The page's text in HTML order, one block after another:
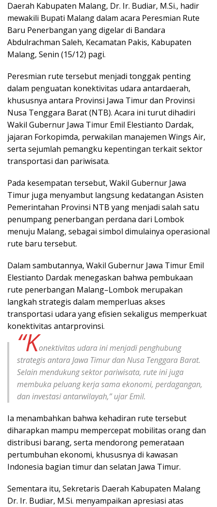
Daerah Kabupaten Malang, Dr. Ir. Budiar, M.Si., hadir
mewakili Bupati Malang dalam acara Peresmian Rute
Baru Penerbangan yang digelar di Bandara
Abdulrachman Saleh, Kecamatan Pakis, Kabupaten
Malang, Senin (15/12) pagi.
Peresmian rute tersebut menjadi tonggak penting
dalam penguatan konektivitas udara antardaerah,
khususnya antara Provinsi Jawa Timur dan Provinsi
Nusa Tenggara Barat (NTB). Acara ini turut dihadiri
Wakil Gubernur Jawa Timur Emil Elestianto Dardak,
jajaran Forkopimda, perwakilan manajemen Wings Air,
serta sejumlah pemangku kepentingan terkait sektor
transportasi dan pariwisata.
Pada kesempatan tersebut, Wakil Gubernur Jawa
Timur juga menyambut langsung kedatangan Asisten
Pemerintahan Provinsi NTB yang menjadi salah satu
penumpang penerbangan perdana dari Lombok
menuju Malang, sebagai simbol dimulainya operasional
rute baru tersebut.
Dalam sambutannya, Wakil Gubernur Jawa Timur Emil
Elestianto Dardak menegaskan bahwa pembukaan
rute penerbangan Malang–Lombok merupakan
langkah strategis dalam memperluas akses
transportasi udara yang efisien sekaligus memperkuat
konektivitas antarprovinsi.
“Konektivitas udara ini menjadi penghubung
strategis antara Jawa Timur dan Nusa Tenggara Barat.
Selain mendukung sektor pariwisata, rute ini juga
membuka peluang kerja sama ekonomi, perdagangan,
dan investasi antarwilayah,” ujar Emil.
Ia menambahkan bahwa kehadiran rute tersebut
diharapkan mampu mempercepat mobilitas orang dan
distribusi barang, serta mendorong pemerataan
pertumbuhan ekonomi, khususnya di kawasan
Indonesia bagian timur dan selatan Jawa Timur.
Sementara itu, Sekretaris Daerah Kabupaten Malang
Dr. Ir. Budiar, M.Si. menyampaikan apresiasi atas